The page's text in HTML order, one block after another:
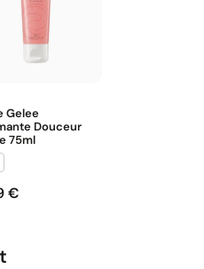
Gelee
Douceur
75ml
€